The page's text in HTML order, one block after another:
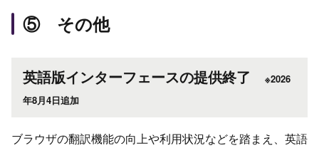
⑤ その他
英語版インターフェースの提供終了
※2026
年8月4日追加
ブラウザの翻訳機能の向上や利用状況などを踏まえ、英語